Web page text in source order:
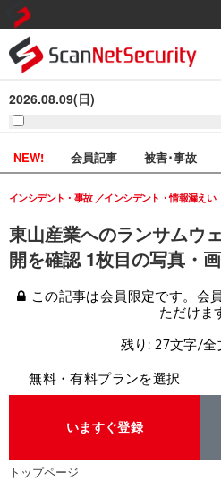
2026.08.09(日)
NEW! 会員記事 被害･事故
東山産業へのランサムウ
開を確認 1枚目の写真・
インシデント・事故 インシデント・情報漏えい
この記事は会員限定です。会
ただけま
残り: 27文字/全
無料・有料プランを選択
いますぐ登録
トップページ